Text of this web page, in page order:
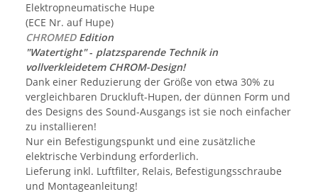
Elektropneumatische Hupe
(ECE Nr. auf Hupe)
CHROMEDEdition
"Watertight"- platzsparende Technik in
vollverkleidetem CHROM-Design!
Dank einer Reduzierung der Größe von etwa 30% zu
vergleichbaren Druckluft-Hupen, der dünnen Form und
des Designs des Sound-Ausgangs ist sie noch einfacher
zu installieren!
Nur ein Befestigungspunkt und eine zusätzliche
elektrische Verbindung erforderlich.
Lieferung inkl. Luftfilter, Relais, Befestigungsschraube
und Montageanleitung!